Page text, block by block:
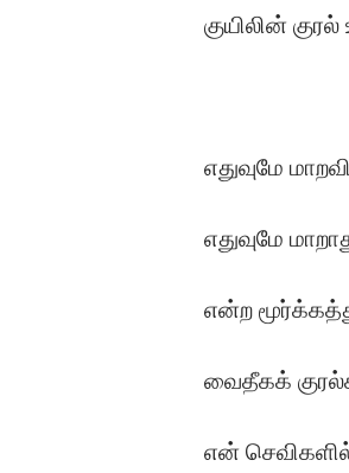
குயிலின்
எதுவுமே
எதுவுமே
என்ற
வைதீகக்
என்